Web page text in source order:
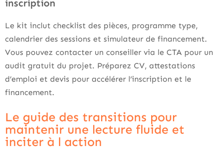
inscription
Le kit inclut checklist des pièces, programme type,
calendrier des sessions et simulateur de financement.
Vous pouvez contacter un conseiller via le CTA pour un
audit gratuit du projet. Préparez CV, attestations
d’emploi et devis pour accélérer l’inscription et le
financement.
Le guide des transitions pour
maintenir une lecture fluide et
inciter à l action